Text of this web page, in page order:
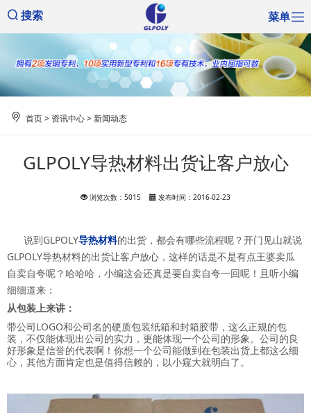
搜索 菜单
首页> 资讯中心>新闻动态
GLPOLY导热材料出货让客户放心
浏览次数：5015 发布时间：2016-02-23
说到GLPOLY导热材料的出货，都会有哪些流程呢？开门见山就说
GLPOLY导热材料的出货让客户放心，这样的话是不是有点王婆卖瓜
自卖自夸呢？哈哈哈，小编这会还真是要自卖自夸一回呢！且听小编
细细道来：
从包装上来讲：
带公司LOGO和公司名的硬质包装纸箱和封箱胶带，这么正规的包
装，不仅能体现出公司的实力，更能体现一个公司的形象。公司的良
好形象是信誉的代表啊！你想一个公司能做到在包装出货上都这么细
心，其他方面肯定也是值得信赖的，以小窥大就明白了。